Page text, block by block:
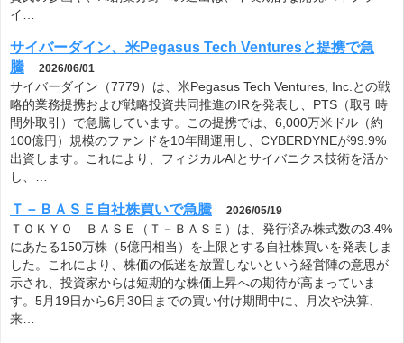
イ…
サイバーダイン、米Pegasus Tech Venturesと提携で急
騰
2026/06/01
サイバーダイン（7779）は、米Pegasus Tech Ventures, Inc.との戦
略的業務提携および戦略投資共同推進のIRを発表し、PTS（取引時
間外取引）で急騰しています。この提携では、6,000万米ドル（約
100億円）規模のファンドを10年間運用し、CYBERDYNEが99.9%
出資します。これにより、フィジカルAIとサイバニクス技術を活か
し、…
Ｔ－ＢＡＳＥ自社株買いで急騰 2026/05/19
ＴＯＫＹＯ ＢＡＳＥ（Ｔ－ＢＡＳＥ）は、発行済み株式数の3.4%
にあたる150万株（5億円相当）を上限とする自社株買いを発表しま
した。これにより、株価の低迷を放置しないという経営陣の意思が
示され、投資家からは短期的な株価上昇への期待が高まっていま
す。5月19日から6月30日までの買い付け期間中に、月次や決算、
来…